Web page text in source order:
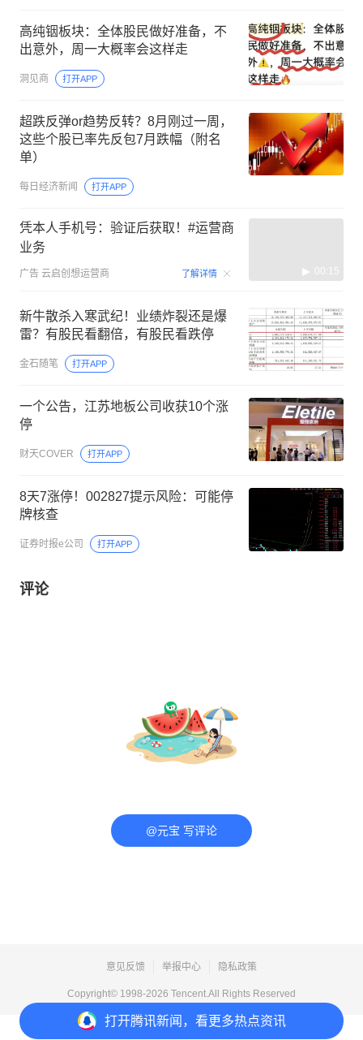
打开腾讯新闻，看更多热点资讯
高纯铟板块：全体股民做好准备，不
出意外，周一大概率会这样走
洞见商 打开APP
超跌反弹or趋势反转？8月刚过一周，
这些个股已率先反包7月跌幅（附名
单）
每日经济新闻 打开APP
凭本人手机号：验证后获取！#运营商
业务
广告 云启创想运营商 了解详情 00:15
新牛散杀入寒武纪！业绩炸裂还是爆
雷？有股民看翻倍，有股民看跌停
金石随笔 打开APP
一个公告，江苏地板公司收获10个涨
停
财天COVER 打开APP
8天7涨停！002827提示风险：可能停
牌核查
证券时报e公司 打开APP
评论
@元宝 写评论
意见反馈 举报中心 隐私政策
Copyright© 1998-2026 Tencent.All Rights Reserved